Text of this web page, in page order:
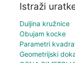
Istraži
Duljina kružnice
Obujam kocke
Parametri
Geometrijski